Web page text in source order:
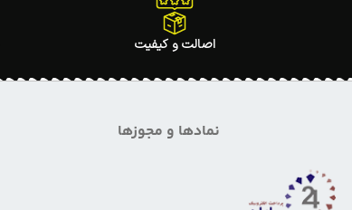
اصالت و کیفیت
نمادها و مجوزها